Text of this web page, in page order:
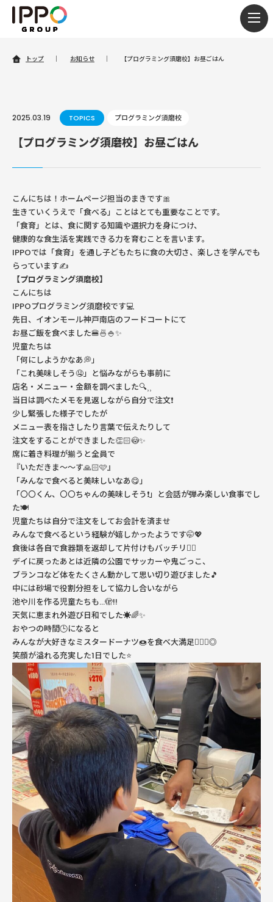
トップ ｜ お知らせ ｜ 【プログラミング須磨校】お昼ごはん
2025.03.19 TOPICS プログラミング須磨校
【プログラミング須磨校】お昼ごはん
こんにちは！ホームページ担当のまきです🎀
生きていくうえで「食べる」ことはとても重要なことです。
「食育」とは、食に関する知識や選択力を身につけ、
健康的な食生活を実践できる力を育むことを言います。
IPPOでは「食育」を通し子どもたちに食の大切さ、楽しさを学んでも
らっています✍
【プログラミング須磨校】
こんにちは
IPPOプログラミング須磨校です💻
先日、イオンモール神戸南店のフードコートにて
お昼ご飯を食べました🍔🍜🍚✨
児童たちは
「何にしようかなあ💭」
「これ美味しそう🤤」と悩みながらも事前に
店名・メニュー・金額を調べました🔍⸒⸒
当日は調べたメモを見返しながら自分で注文❗️
少し緊張した様子でしたが
メニュー表を指さしたり言葉で伝えたりして
注文をすることができました👏🏻😳✨
席に着き料理が揃うと全員で
『いただきま〜〜す🙏🏻🩷』
「みんなで食べると美味しいなあ😋」
「〇〇くん、〇〇ちゃんの美味しそう❗️」と会話が弾み楽しい食事でし
た🍽️
児童たちは自分で注文をしてお会計を済ませ
みんなで食べるという経験が嬉しかったようです🤭💖
食後は各自で食器類を返却して片付けもバッチリ👌🏻
デイに戻ったあとは近隣の公園でサッカーや鬼ごっこ、
ブランコなど体をたくさん動かして思い切り遊びました🎵
中には砂場で役割分担をして協力し合いながら
池や川を作る児童たちも…🫣‼️
天気に恵まれ外遊び日和でした☀️🌈✨
おやつの時間🕒になると
みんなが大好きなミスタードーナツ🍩を食べ大満足🙆🏻‍♀️◎
笑顔が溢れる充実した1日でした⭐️